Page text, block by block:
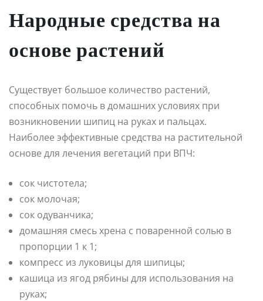
Народные средства на
основе растений
Существует большое количество растений,
способных помочь в домашних условиях при
возникновении шипиц на руках и пальцах.
Наиболее эффективные средства на растительной
основе для лечения вегетаций при ВПЧ:
сок чистотела;
сок молочая;
сок одуванчика;
домашняя смесь хрена с поваренной солью в
пропорции 1 к 1;
компресс из луковицы для шипицы;
кашица из ягод рябины для использования на
руках;